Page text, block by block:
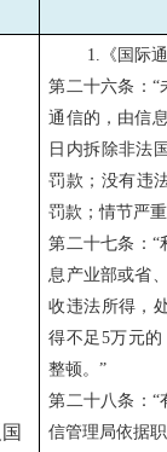
1.《国际
第二十六条：“
通信的，由信
日内拆除非法
罚款；没有违
罚款；情节严
第二十七条：“
息产业部或省
收违法所得，
得不足5万元
整顿。”
第二十八条：“
信管理局依据